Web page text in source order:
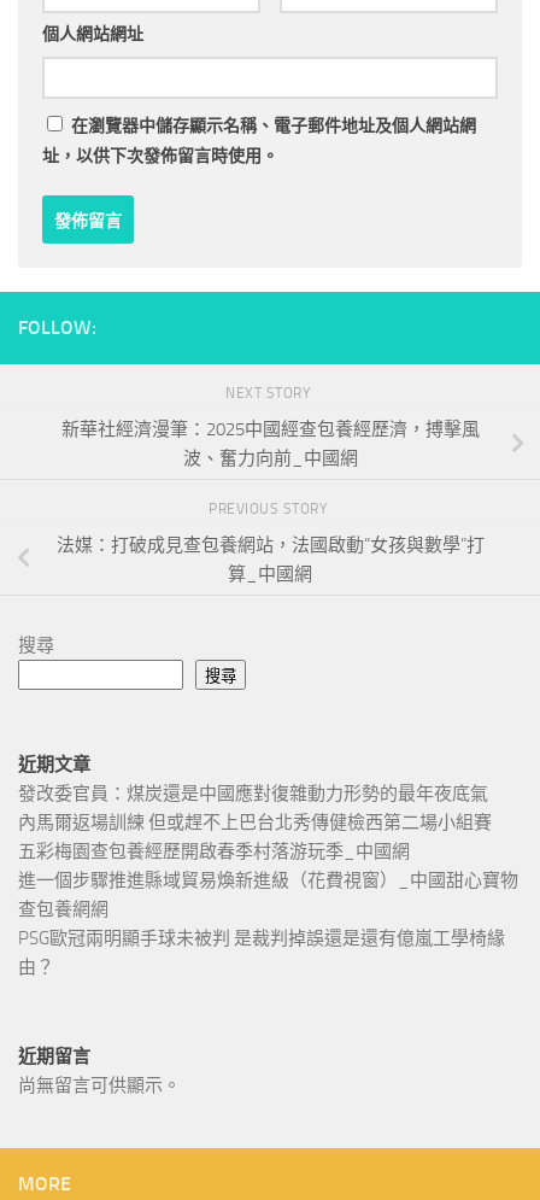
個人網站網址
在瀏覽器中儲存顯示名稱、電子郵件地址及個人網站網
址，以供下次發佈留言時使用。
FOLLOW:
NEXT STORY
新華社經濟漫筆：2025中國經查包養經歷濟，搏擊風
波、奮力向前_中國網
PREVIOUS STORY
法媒：打破成見查包養網站，法國啟動“女孩與數學”打
算_中國網
搜尋
搜尋
近期文章
發改委官員：煤炭還是中國應對復雜動力形勢的最年夜底氣
內馬爾返場訓練 但或趕不上巴台北秀傳健檢西第二場小組賽
五彩梅園查包養經歷開啟春季村落游玩季_中國網
進一個步驟推進縣域貿易煥新進級（花費視窗）_中國甜心寶物
查包養網網
PSG歐冠兩明顯手球未被判 是裁判掉誤還是還有億嵐工學椅緣
由？
近期留言
尚無留言可供顯示。
MORE